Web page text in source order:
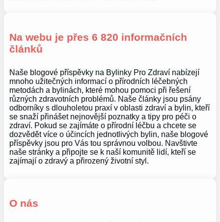
Na webu je přes 6 820 informačních
článků
Naše blogové příspěvky na Bylinky Pro Zdraví nabízejí
mnoho užitečných informací o přírodních léčebných
metodách a bylinách, které mohou pomoci při řešení
různých zdravotních problémů. Naše články jsou psány
odborníky s dlouholetou praxí v oblasti zdraví a bylin, kteří
se snaží přinášet nejnovější poznatky a tipy pro péči o
zdraví. Pokud se zajímáte o přírodní léčbu a chcete se
dozvědět více o účincích jednotlivých bylin, naše blogové
příspěvky jsou pro Vás tou správnou volbou. Navštivte
naše stránky a připojte se k naší komunitě lidí, kteří se
zajímají o zdravý a přirozený životní styl.
O nás